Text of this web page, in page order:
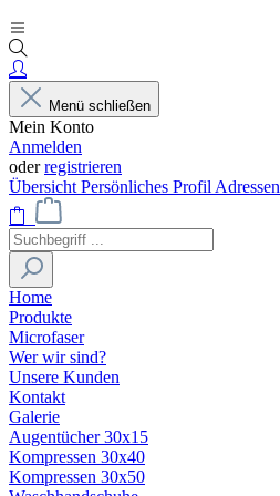
Menü schließen
Mein Konto
Anmelden
oderregistrieren
Übersicht Persönliches Profil Adressen
Home
Produkte
Microfaser
Wer wir sind?
Unsere Kunden
Kontakt
Galerie
Augentücher 30x15
Kompressen 30x40
Kompressen 30x50